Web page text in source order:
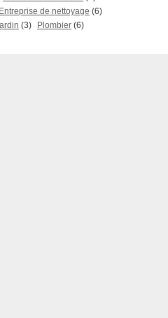
Entreprise de nettoyage (6)
(3) Plombier (6)